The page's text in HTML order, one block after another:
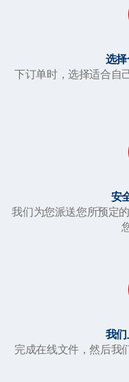
选
下订单时，选择适合自
安
我们为您派送您所预定
我
完成在线文件，然后我